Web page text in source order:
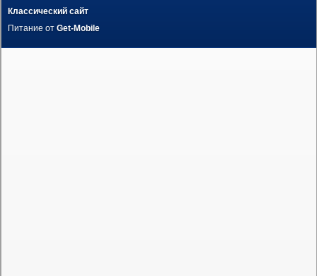
Классический сайт
Питание от Get-Mobile
Пентхаусы